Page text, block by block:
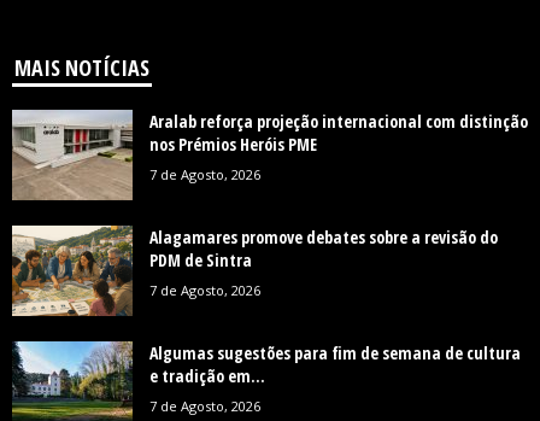
MAIS NOTÍCIAS
Aralab reforça projeção internacional com distinção
nos Prémios Heróis PME
7 de Agosto, 2026
Alagamares promove debates sobre a revisão do
PDM de Sintra
7 de Agosto, 2026
Algumas sugestões para fim de semana de cultura
e tradição em...
7 de Agosto, 2026